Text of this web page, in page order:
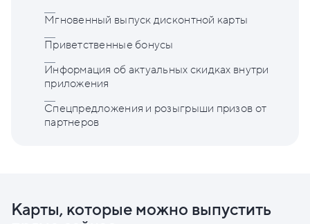
Мгновенный выпуск дисконтной карты
Приветственные бонусы
Информация об актуальных скидках внутри
приложения
Спецпредложения и розыгрыши призов от
партнеров
Карты, которые можно выпустить